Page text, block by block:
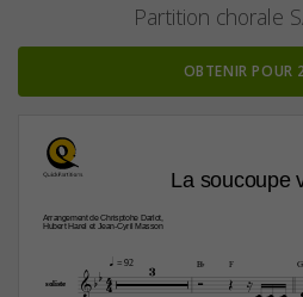
Partition chorale
OBTENIR POUR
Arrangement de Chrisptohe Darlot,
Hubert Harel et Jean-Cyril Masson
La soucoupe
q = 92
4
4

soliste 3 B¨ F
  